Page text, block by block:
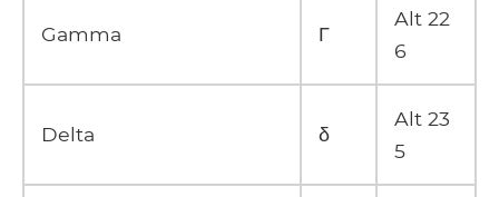
Gamma Γ
Alt 22
6
Delta δ
Alt 23
5